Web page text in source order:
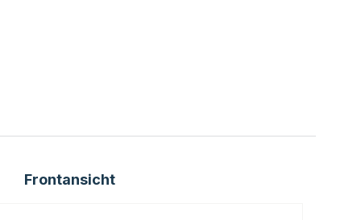
Frontansicht